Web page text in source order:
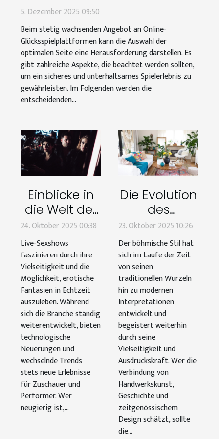
Glücksspiele aus?
5. Dezember 2025 09:50
Beim stetig wachsenden Angebot an Online-
Glücksspielplattformen kann die Auswahl der
optimalen Seite eine Herausforderung darstellen. Es
gibt zahlreiche Aspekte, die beachtet werden sollten,
um ein sicheres und unterhaltsames Spielerlebnis zu
gewährleisten. Im Folgenden werden die
entscheidenden...
Einblicke in
die Welt der
Live-
Sexshows:
Trends und
Tipps
24. Oktober 2025 00:38
Live-Sexshows
faszinieren durch ihre
Vielseitigkeit und die
Möglichkeit, erotische
Fantasien in Echtzeit
auszuleben. Während
sich die Branche ständig
weiterentwickelt, bieten
technologische
Neuerungen und
wechselnde Trends
stets neue Erlebnisse
für Zuschauer und
Performer. Wer
neugierig ist,...
Die Evolution
des
böhmischen
Stils: Von
traditionell
bis modern
23. Oktober 2025 10:26
Der böhmische Stil hat
sich im Laufe der Zeit
von seinen
traditionellen Wurzeln
hin zu modernen
Interpretationen
entwickelt und
begeistert weiterhin
durch seine
Vielseitigkeit und
Ausdruckskraft. Wer die
Verbindung von
Handwerkskunst,
Geschichte und
zeitgenössischem
Design schätzt, sollte
die...